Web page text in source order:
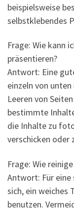
beispielsweise
selbstklebendes
Frage: Wie kann
präsentieren?
Antwort: Eine
einzeln von
Leeren von
bestimmte
die Inhalte zu
verschicken oder
Frage: Wie
Antwort: Für eine
sich, ein weiches
benutzen.